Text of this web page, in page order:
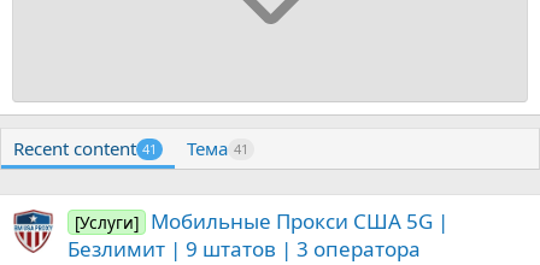
Recent content 41 Тема 41
[Услуги] Мобильные Прокси США 5G |
Безлимит | 9 штатов | 3 оператора